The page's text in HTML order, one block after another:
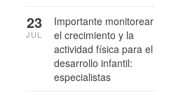
Importante monitorear
el crecimiento y la
actividad física para el
desarrollo infantil:
especialistas
23
JUL